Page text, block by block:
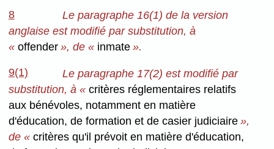
8
Le paragraphe 16(1) de la version
anglaise est modifié par substitution, à
« offender», de « inmate».
9(1)
Le paragraphe 17(2) est modifié par
substitution, à « critères réglementaires relatifs
aux bénévoles, notamment en matière
d'éducation, de formation et de casier judiciaire»,
de « critères qu'il prévoit en matière d'éducation,